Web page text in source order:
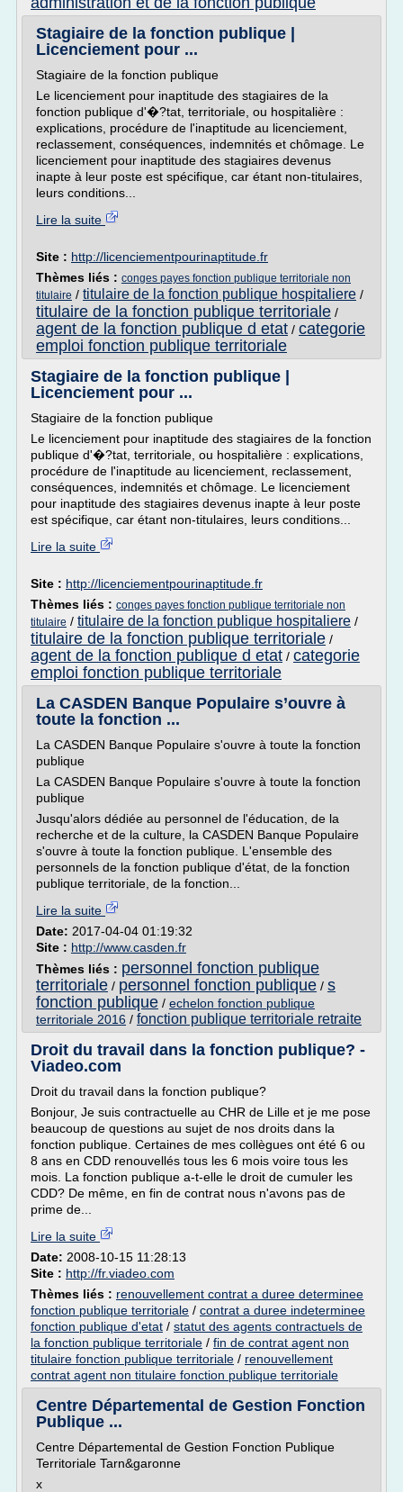
Stagiaire de la fonction publique |
Licenciement pour ...
Stagiaire de la fonction publique
Le licenciement pour inaptitude des stagiaires de la
fonction publique d'�?tat, territoriale, ou hospitalière :
explications, procédure de l'inaptitude au licenciement,
reclassement, conséquences, indemnités et chômage. Le
licenciement pour inaptitude des stagiaires devenus
inapte à leur poste est spécifique, car étant non-titulaires,
leurs conditions...
Lire la suite
Site : http://licenciementpourinaptitude.fr
Thèmes liés : conges payes fonction publique territoriale non
titulaire / titulaire de la fonction publique hospitaliere /
titulaire de la fonction publique territoriale /
agent de la fonction publique d etat / categorie
emploi fonction publique territoriale
Stagiaire de la fonction publique |
Licenciement pour ...
Stagiaire de la fonction publique
Le licenciement pour inaptitude des stagiaires de la fonction
publique d'�?tat, territoriale, ou hospitalière : explications,
procédure de l'inaptitude au licenciement, reclassement,
conséquences, indemnités et chômage. Le licenciement
pour inaptitude des stagiaires devenus inapte à leur poste
est spécifique, car étant non-titulaires, leurs conditions...
Lire la suite
Site : http://licenciementpourinaptitude.fr
Thèmes liés : conges payes fonction publique territoriale non
titulaire / titulaire de la fonction publique hospitaliere /
titulaire de la fonction publique territoriale /
agent de la fonction publique d etat / categorie
emploi fonction publique territoriale
La CASDEN Banque Populaire s’ouvre à
toute la fonction ...
La CASDEN Banque Populaire s'ouvre à toute la fonction
publique
La CASDEN Banque Populaire s'ouvre à toute la fonction
publique
Jusqu'alors dédiée au personnel de l'éducation, de la
recherche et de la culture, la CASDEN Banque Populaire
s'ouvre à toute la fonction publique. L'ensemble des
personnels de la fonction publique d'état, de la fonction
publique territoriale, de la fonction...
Lire la suite
Date: 2017-04-04 01:19:32
Site : http://www.casden.fr
Thèmes liés : personnel fonction publique
territoriale / personnel fonction publique / s
fonction publique / echelon fonction publique
territoriale 2016 / fonction publique territoriale retraite
Droit du travail dans la fonction publique? -
Viadeo.com
Droit du travail dans la fonction publique?
Bonjour, Je suis contractuelle au CHR de Lille et je me pose
beaucoup de questions au sujet de nos droits dans la
fonction publique. Certaines de mes collègues ont été 6 ou
8 ans en CDD renouvellés tous les 6 mois voire tous les
mois. La fonction publique a-t-elle le droit de cumuler les
CDD? De même, en fin de contrat nous n'avons pas de
prime de...
Lire la suite
Date: 2008-10-15 11:28:13
Site : http://fr.viadeo.com
Thèmes liés : renouvellement contrat a duree determinee
fonction publique territoriale / contrat a duree indeterminee
fonction publique d'etat / statut des agents contractuels de
la fonction publique territoriale / fin de contrat agent non
titulaire fonction publique territoriale / renouvellement
contrat agent non titulaire fonction publique territoriale
Centre Départemental de Gestion Fonction
Publique ...
Centre Départemental de Gestion Fonction Publique
Territoriale Tarn&garonne
x